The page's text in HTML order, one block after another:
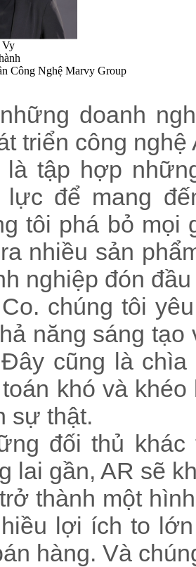
Vy
Công Nghệ Marvy Group
doanh
triển công nghệ
là tập hợp
lực để mang
tôi phá bỏ
nhiều sản
nghiệp đón
chúng tôi
năng sáng
cũng là
khó và
sự thật.
đối thủ
lai gần, AR sẽ
thành một
lợi ích to
hàng. Và